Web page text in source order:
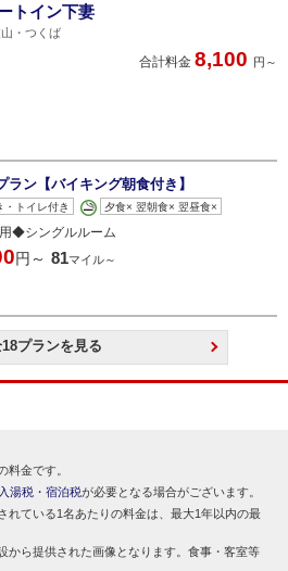
トイン下妻
・つくば
合計料金 8,100 円～
ラン【バイキング朝食付き】
・トイレ付き 夕食× 翌朝食× 翌昼食×
◆シングルルーム
円～ 81マイル～
プランを見る
料金です。
入湯税・宿泊税が必要となる場合がございます。
れている1名あたりの料金は、最大1年以内の最
から提供された画像となります。食事・客室等